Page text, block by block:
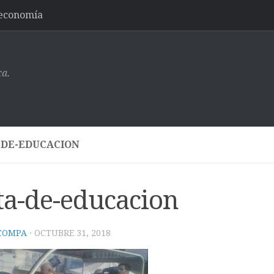
EDUCACION
de-educacion
· OCTUBRE 31, 2018